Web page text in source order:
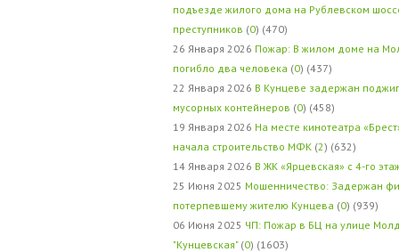
подъезде жилого дома на Рублевском
преступников (0) (470)
26 Января 2026 Пожар: В жилом доме на
погибло два человека (0) (437)
22 Января 2026 В Кунцеве задержан
мусорных контейнеров (0) (458)
19 Января 2026 На месте кинотеатра
начала строительство МФК (2) (632)
14 Января 2026 В ЖК «Ярцевская» с 4-го
25 Июня 2025 Мошенничество: Задержан
потерпевшему жителю Кунцева (0) (939)
06 Июня 2025 ЧП: Пожар в БЦ на улице
"Кунцевская" (0) (1603)